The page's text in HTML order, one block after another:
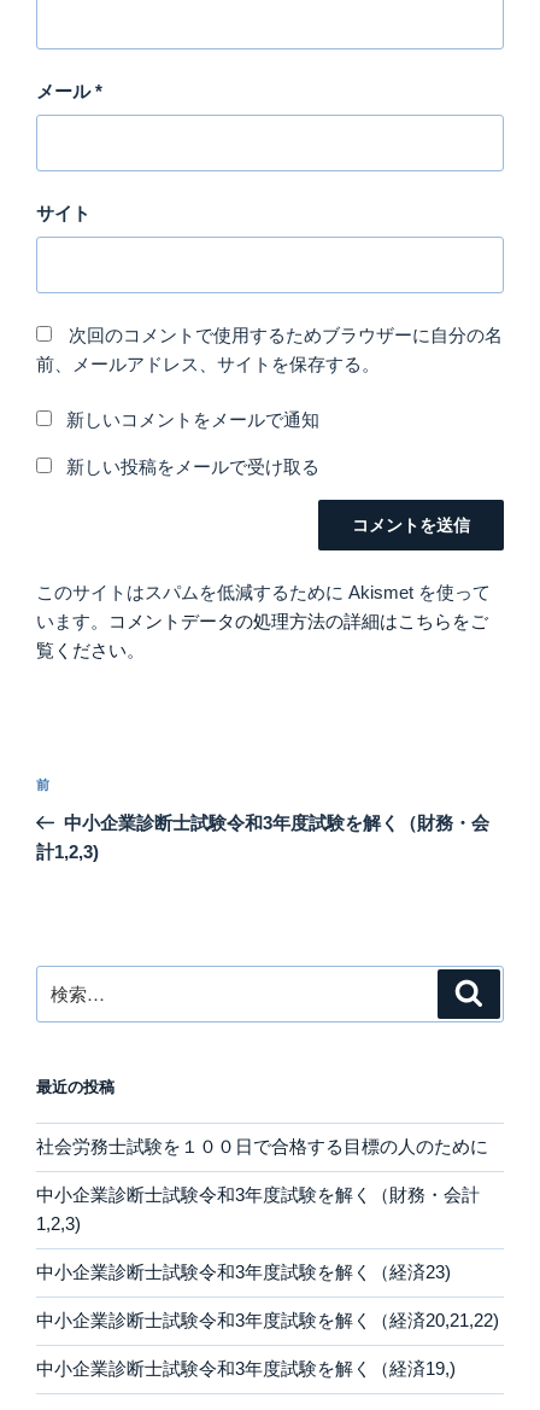
メール*
サイト
次回のコメントで使用するためブラウザーに自分の名
前、メールアドレス、サイトを保存する。
新しいコメントをメールで通知
新しい投稿をメールで受け取る
このサイトはスパムを低減するために Akismet を使って
います。
コメントデータの処理方法の詳細はこちらをご
覧ください。
投
ナ
シ
ョ
前
の
投
前
中小企業診断士試験令和3年度試験を解く（財務・会
計1,2,3)
索:
最近の投稿
社会労務士試験を１００日で合格する目標の人のために
中小企業診断士試験令和3年度試験を解く（財務・会計
1,2,3)
中小企業診断士試験令和3年度試験を解く（経済23)
中小企業診断士試験令和3年度試験を解く（経済20,21,22)
中小企業診断士試験令和3年度試験を解く（経済19,)